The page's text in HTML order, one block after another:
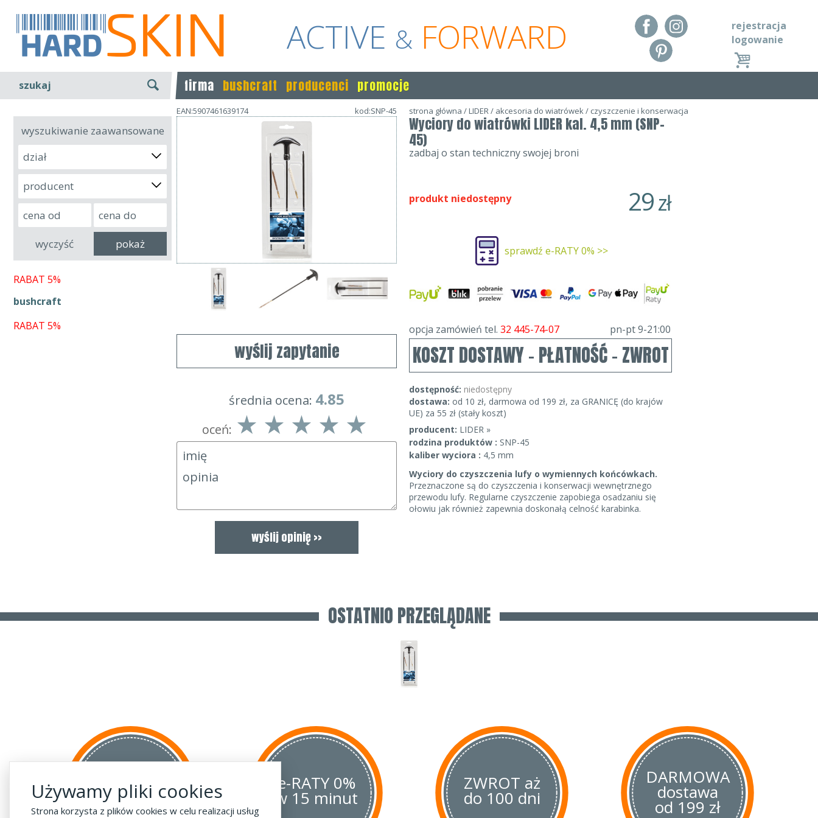
ACTIVE & FORWARD
rejestracja
logowanie
szukaj firma bushcraft producenci promocje
wyszukiwanie zaawansowane
dział
producent
RABAT 5%
bushcraft
RABAT 5%
EAN:5907461639174 kod:SNP-45
wyślij zapytanie
średnia ocena: 4.85
oceń:
strona główna /LIDER/ akcesoria do wiatrówek/ czyszczenie i konserwacja
Wyciory do wiatrówki LIDER kal. 4,5 mm (SNP-
45)
zadbaj o stan techniczny swojej broni
29zł
produkt niedostępny
sprawdź e-RATY 0% >>
opcja zamówień tel. 32 445-74-07 pn-pt 9-21:00
KOSZT DOSTAWY - PŁATNOŚĆ - ZWROT
dostępność: niedostępny
dostawa: od 10 zł, darmowa od 199 zł, za GRANICĘ (do krajów
UE) za 55 zł (stały koszt)
producent: LIDER »
rodzina produktów : SNP-45
kaliber wyciora : 4,5 mm
Wyciory do czyszczenia lufy o wymiennych końcówkach.
Przeznaczone są do czyszczenia i konserwacji wewnętrznego
przewodu lufy. Regularne czyszczenie zapobiega osadzaniu się
ołowiu jak również zapewnia doskonałą celność karabinka.
OSTATNIO PRZEGLĄDANE
do krajów UE
za 55 zł
e-RATY 0%
w 15 minut
ZWROT aż
do 100 dni
DARMOWA
dostawa
od 199 zł
Używamy pliki cookies
Strona korzysta z plików cookies w celu realizacji usług